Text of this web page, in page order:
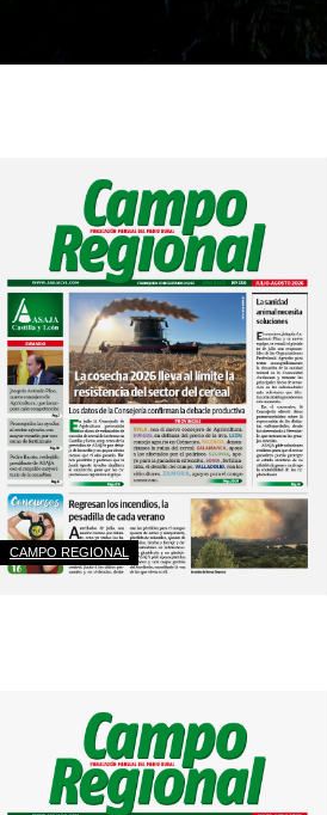
CAMPO REGIONAL